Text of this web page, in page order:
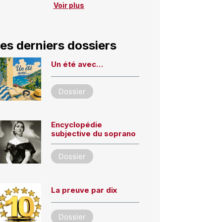
Voir plus
derniers dossiers
Un été avec…
Dossier
Encyclopédie
subjective du soprano
Dossier
La preuve par dix
Dossier